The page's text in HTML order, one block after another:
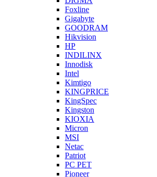
Foxline
Gigabyte
GOODRAM
Hikvision
HP
INDILINX
Innodisk
Intel
Kimtigo
KINGPRICE
KingSpec
Kingston
KIOXIA
Micron
MSI
Netac
Patriot
PC PET
Pioneer